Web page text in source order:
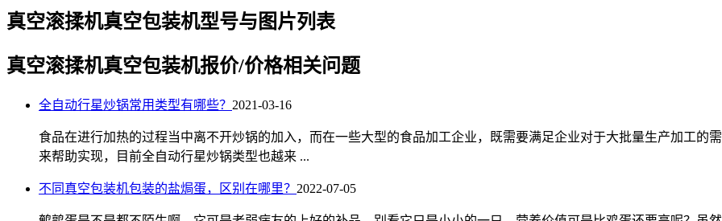
真空滚揉机真空包装机型号与图片列表
真空滚揉机真空包装机报价/价格相关问题
全自动行星炒锅常用类型有哪些？ 2021-03-16
食品在进行加热的过程当中离不开炒锅的加入，而在一些大型的食品加工企业，既需要满足企业对于大批量生产加工的
来帮助实现，目前全自动行星炒锅类型也越来 ...
不同真空包装机包装的盐焗蛋，区别在哪里？ 2022-07-05